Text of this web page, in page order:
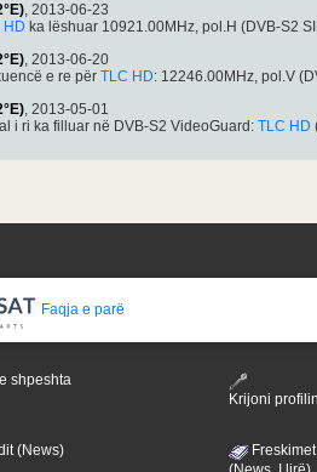
, 2013-06-23
HD ka lëshuar 10921.00MHz, pol.H (DVB-S2
, 2013-06-20
e re për TLC HD: 12246.00MHz, pol.V
, 2013-05-01
i ri ka filluar në DVB-S2 VideoGuard: TLC HD
Faqja e parë
shpeshta
Krijoni
(News)